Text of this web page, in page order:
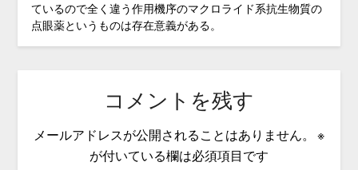
ているので全く違う作用機序のマクロライド系抗生物質の
点眼薬というものは存在意義がある。
コメントを残す
メールアドレスが公開されることはありません。
※
が付いている欄は必須項目です